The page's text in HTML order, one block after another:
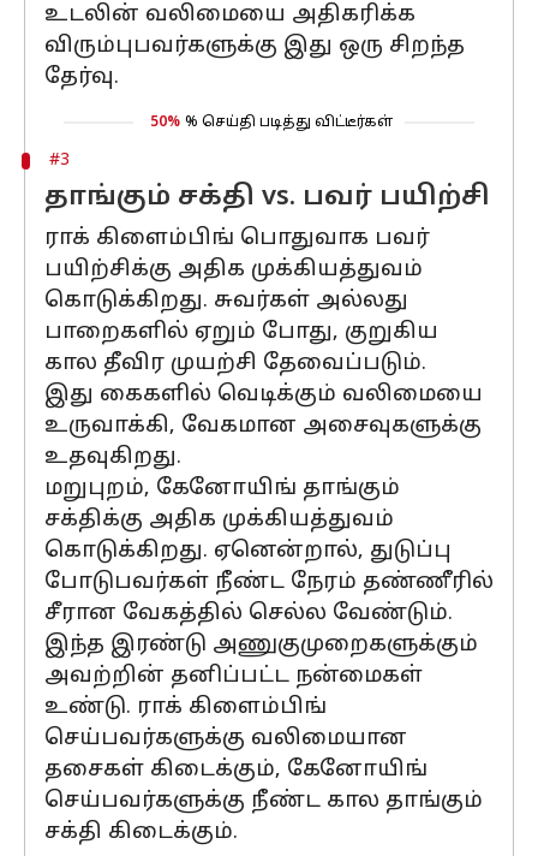
உடலின் வலிமையை அதிகரிக்க
விரும்புபவர்களுக்கு இது ஒரு சிறந்த
தேர்வு.
50% % செய்தி படித்து விட்டீர்கள்
#3
தாங்கும் சக்தி vs. பவர் பயிற்சி
ராக் கிளைம்பிங் பொதுவாக பவர்
பயிற்சிக்கு அதிக முக்கியத்துவம்
கொடுக்கிறது. சுவர்கள் அல்லது
பாறைகளில் ஏறும் போது, குறுகிய
கால தீவிர முயற்சி தேவைப்படும்.
இது கைகளில் வெடிக்கும் வலிமையை
உருவாக்கி, வேகமான அசைவுகளுக்கு
உதவுகிறது.
மறுபுறம், கேனோயிங் தாங்கும்
சக்திக்கு அதிக முக்கியத்துவம்
கொடுக்கிறது. ஏனென்றால், துடுப்பு
போடுபவர்கள் நீண்ட நேரம் தண்ணீரில்
சீரான வேகத்தில் செல்ல வேண்டும்.
இந்த இரண்டு அணுகுமுறைகளுக்கும்
அவற்றின் தனிப்பட்ட நன்மைகள்
உண்டு. ராக் கிளைம்பிங்
செய்பவர்களுக்கு வலிமையான
தசைகள் கிடைக்கும், கேனோயிங்
செய்பவர்களுக்கு நீண்ட கால தாங்கும்
சக்தி கிடைக்கும்.